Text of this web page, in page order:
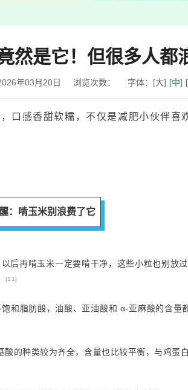
然是它！但很多人都
年03月20日 浏览次数： 字体： [大] [中] [
口感香甜软糯，不仅是减肥小伙伴喜
：啃玉米别浪费了它
后再啃玉米一定要啃干净，这些小粒也别放
[11]
和脂肪酸，油酸、亚油酸和 α-亚麻酸的含量
酸的种类较为齐全，含量也比较平衡，与鸡蛋